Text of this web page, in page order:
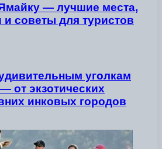
— лучшие места,
и советы для туристов
уголкам
от экзотических
инковых городов